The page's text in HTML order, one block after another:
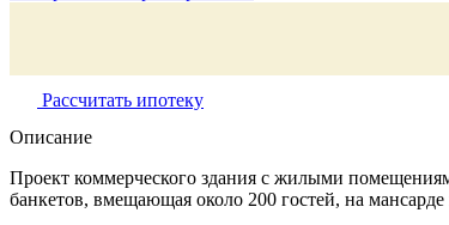
Рассчитать ипотеку
Описание
Проект коммерческого здания с жилыми
банкетов, вмещающая около 200 гостей, на